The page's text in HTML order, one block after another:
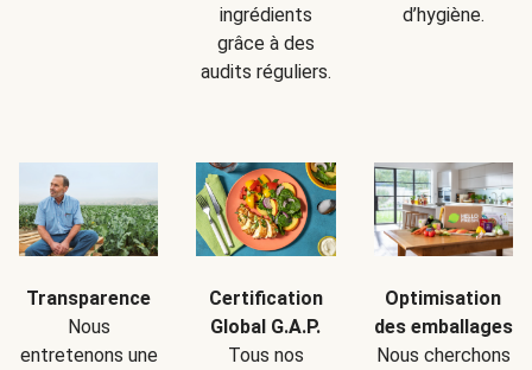
ingrédients
grâce à des
audits réguliers.
d’hygiène.
Transparence
Nous
entretenons une
Certification
Global G.A.P.
Tous nos
Optimisation
des emballages
Nous cherchons